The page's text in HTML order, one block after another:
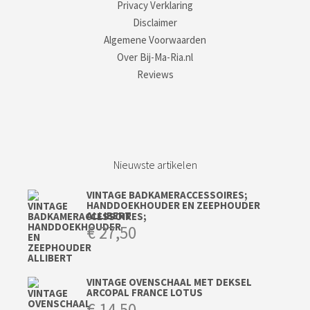
Privacy Verklaring
Disclaimer
Algemene Voorwaarden
Over Bij-Ma-Ria.nl
Reviews
Nieuwste artikelen
VINTAGE BADKAMERACCESSOIRES;
HANDDOEKHOUDER EN ZEEPHOUDER
ALLIBERT
€27,50
VINTAGE OVENSCHAAL MET DEKSEL
ARCOPAL FRANCE LOTUS